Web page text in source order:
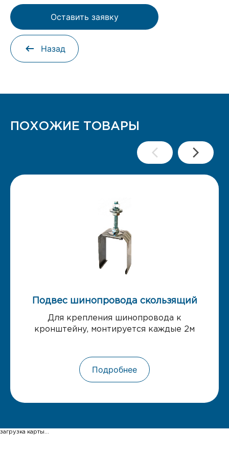
Оставить заявку
Назад
ПОХОЖИЕ ТОВАРЫ
Подвес шинопровода скользящий
Для крепления шинопровода к
кронштейну, монтируется каждые 2м
Подробнее
загрузка карты...